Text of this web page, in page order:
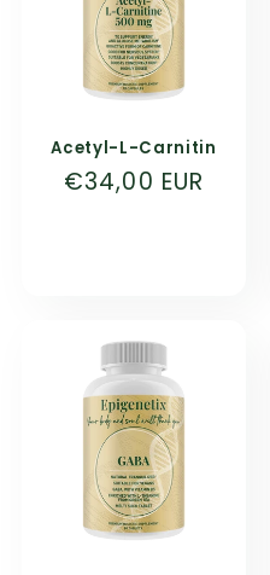
Acetyl-L-Carnitin
Normaler
€34,00 EUR